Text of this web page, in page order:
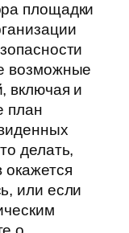
площадки
возможные
включая и
план
делать,
окажется
или если